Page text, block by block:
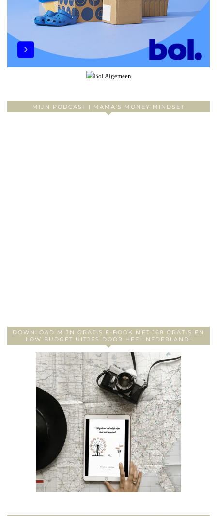
MIJN PODCAST | MAMA’S MONEY MINDSET
DOWNLOAD MIJN GRATIS E-BOOK MET 168 GRATIS EN
LOW BUDGET UITJES DOOR HEEL NEDERLAND!